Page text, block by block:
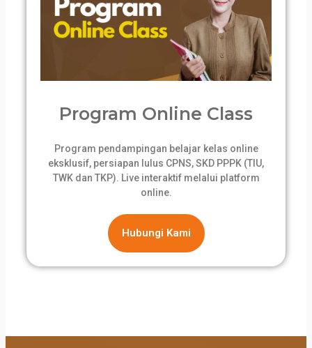
Program Online Class
Program pendampingan belajar kelas online
eksklusif, persiapan lulus CPNS, SKD PPPK (TIU,
TWK dan TKP). Live interaktif melalui platform
online.
Hubungi Kami